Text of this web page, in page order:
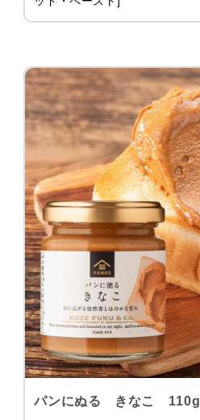
パンにぬる きなこ 110g